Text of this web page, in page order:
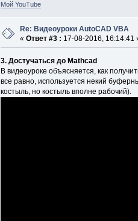
Мой YouTube
Re: Видеоуроки AutoCAD VBA
« Ответ #3 : 17-08-2016, 16:14:41
3. Достучаться до Mathcad
В видеоуроке объясняется, как
все равно, используется некий
костыль, но костыль вполне рабочий).